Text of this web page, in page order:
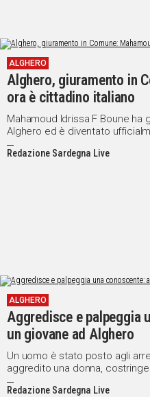
ALGHERO
Alghero, giuramento in
ora è cittadino italiano
Mahamoud Idrissa F Boune ha
Alghero ed è diventato
Redazione Sardegna Live
ALGHERO
Aggredisce e palpeggia
un giovane ad Alghero
Un uomo è stato posto agli
aggredito una donna,
ospedaliere con una prognosi
Redazione Sardegna Live